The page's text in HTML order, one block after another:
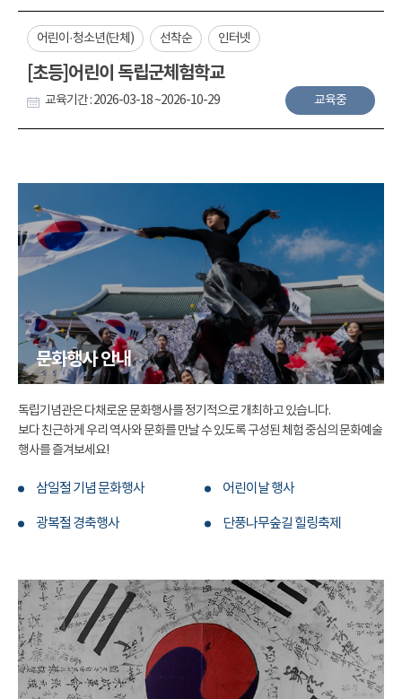
어린이·청소년(단체) 선착순 인터넷
[초등]어린이 독립군체험학교
교육기간 : 2026-03-18 ~2026-10-29 교육중
문화행사 안내
독립기념관은 다채로운 문화행사를 정기적으로 개최하고 있습니다.
보다 친근하게 우리 역사와 문화를 만날 수 있도록 구성된 체험 중심의 문화예술
행사를 즐겨보세요!
삼일절 기념 문화행사 어린이날 행사
광복절 경축행사 단풍나무숲길 힐링축제